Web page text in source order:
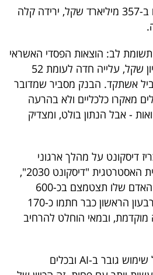
פיקדונות הציבור הסתכמו ב-357 מיליארד שקל, ירידה קלה
לב: הוצאות הפסדי האשראי
ברבעון הגיעו ל-182 מיליון שקל, עלייה חדה לעומת 52
אשתקד. הבנק מסביר שמדובר
מאקרו כלכליים ולא בהרעה
- אבל הנתון בולט, ומצדיק
דיסקונט על מהלך ארגוני
משמעותי: במסגרת תוכנית האסטרטגית "דיסקונט 2030",
הבנק צופה שמצבת כוח האדם שלו תצטמצם בכ-600
עובדים עד סוף 2026. ברבעון הראשון כבר חתמו כ-170
ובמאי הוחלט להרחיב
הנהלת הבנק מדברת על שימוש גובר ב-AI ובכלים